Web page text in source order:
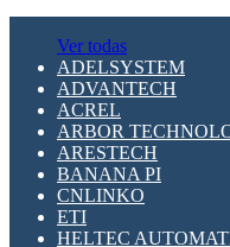
Ver todas
ADELSYSTEM
ADVANTECH
ACREL
ARBOR
ARESTECH
BANANA PI
CNLINKO
ETI
HELTEC